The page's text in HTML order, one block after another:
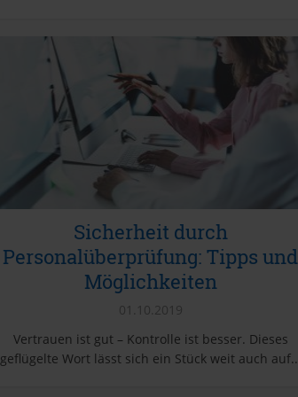
Sicherheit durch
Personalüberprüfung: Tipps und
Möglichkeiten
01.10.2019
Vertrauen ist gut – Kontrolle ist besser. Dieses
geflügelte Wort lässt sich ein Stück weit auch